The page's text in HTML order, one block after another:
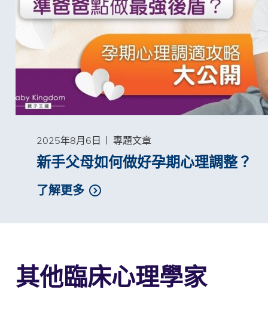
2025年8月6日 專題文章
新手父母如何做好孕期心理調整？
了解更多
其他臨床心理學家